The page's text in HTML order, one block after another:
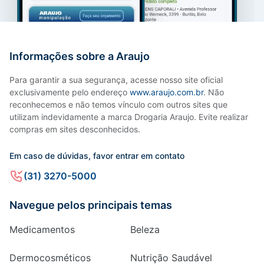
Informações sobre a Araujo
Para garantir a sua segurança, acesse nosso site oficial
exclusivamente pelo endereço www.araujo.com.br. Não
reconhecemos e não temos vínculo com outros sites que
utilizam indevidamente a marca Drogaria Araujo. Evite realizar
compras em sites desconhecidos.
Em caso de dúvidas, favor entrar em contato
(31) 3270-5000
Navegue pelos principais temas
Medicamentos Beleza
Dermocosméticos Nutrição Saudável